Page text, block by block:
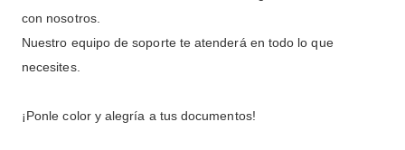
con nosotros.
Nuestro equipo de soporte te atenderá en todo lo que
necesites.
¡Ponle color y alegría a tus documentos!